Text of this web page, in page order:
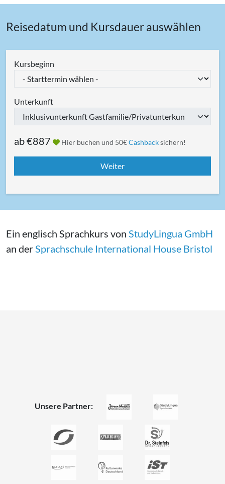
Reisedatum und Kursdauer auswählen
Kursbeginn
Unterkunft
ab€887 Hier buchen und 50€Cashbacksichern!
Ein englisch Sprachkurs von StudyLingua GmbH
an der Sprachschule International House Bristol
Unsere Partner: